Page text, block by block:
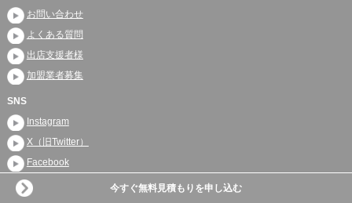
お問い合わせ
よくある質問
出店支援者様
加盟業者募集
SNS
Instagram
X（旧Twitter）
Facebook
今すぐ無料見積もりを申し込む